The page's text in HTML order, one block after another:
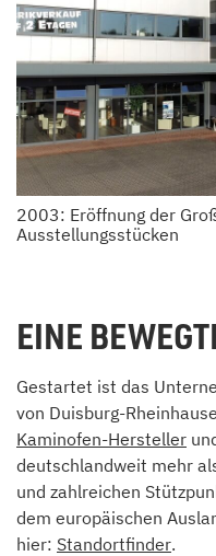
2003: Eröffnung der
Ausstellungsstücken
EINE
Gestartet ist das
von Duisburg-
Kaminofen-Hersteller
deutschlandweit mehr
und zahlreichen
dem europäischen
hier: Standortfinder.